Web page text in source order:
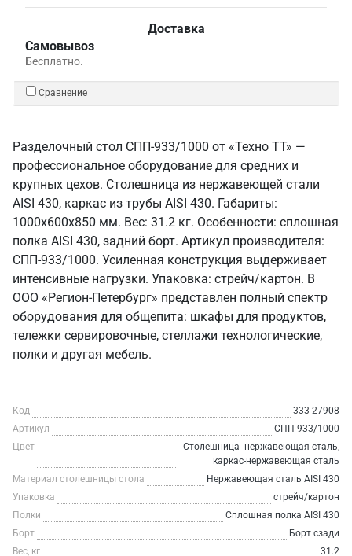
Доставка
Самовывоз
Бесплатно.
Сравнение
Разделочный стол СПП-933/1000 от «Техно ТТ» —
профессиональное оборудование для средних и
крупных цехов. Столешница из нержавеющей стали
AISI 430, каркас из трубы AISI 430. Габариты:
1000x600x850 мм. Вес: 31.2 кг. Особенности: сплошная
полка AISI 430, задний борт. Артикул производителя:
СПП-933/1000. Усиленная конструкция выдерживает
интенсивные нагрузки. Упаковка: стрейч/картон. В
ООО «Регион-Петербург» представлен полный спектр
оборудования для общепита: шкафы для продуктов,
тележки сервировочные, стеллажи технологические,
полки и другая мебель.
Код
333-27908
Артикул
СПП-933/1000
Цвет
Столешница- нержавеющая сталь,
каркас-нержавеющая сталь
Материал столешницы стола
Нержавеющая сталь AISI 430
Упаковка
стрейч/картон
Полки
Сплошная полка AISI 430
Борт
Борт сзади
Вес, кг
31.2